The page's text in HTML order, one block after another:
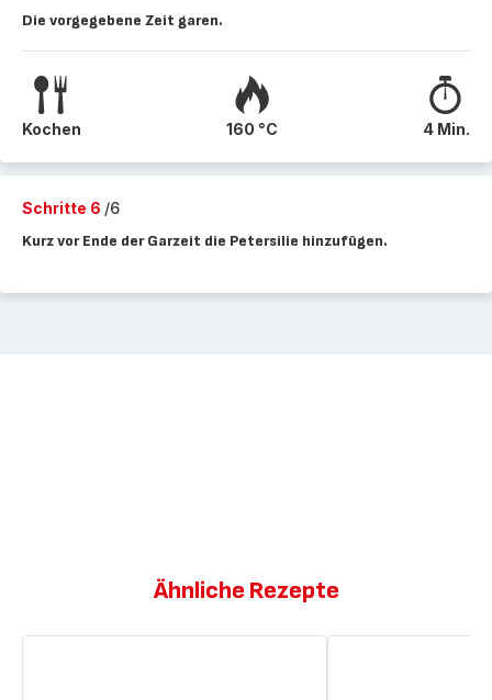
Die vorgegebene Zeit garen.
Kochen 160 °C 4 Min.
Schritte 6 /6
Kurz vor Ende der Garzeit die Petersilie hinzufügen.
Ähnliche Rezepte